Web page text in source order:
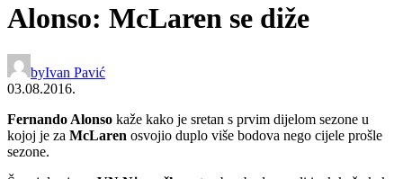
Alonso: McLaren se diže
byIvan Pavić
03.08.2016.
Fernando Alonso kaže kako je sretan s prvim dijelom sezone u
kojoj je za McLaren osvojio duplo više bodova nego cijele prošle
sezone.